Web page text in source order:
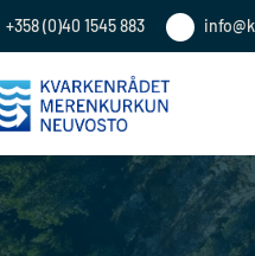
+358 (0)40 1545 883